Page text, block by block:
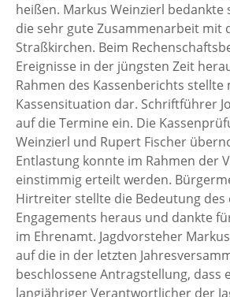
heißen. Markus Weinzierl bedankte
die sehr gute Zusammenarbeit mit
Straßkirchen. Beim
Ereignisse in der jüngsten Zeit
Rahmen des Kassenberichts
Kassensituation dar. Schriftführer
auf die Termine ein. Die
Weinzierl und Rupert Fischer
Entlastung konnte im Rahmen der
einstimmig erteilt werden.
Hirtreiter stellte die Bedeutung
Engagements heraus und dankte
im Ehrenamt. Jagdvorsteher
auf die in der letzten
beschlossene Antragstellung, dass
langjähriger Verantwortlicher der